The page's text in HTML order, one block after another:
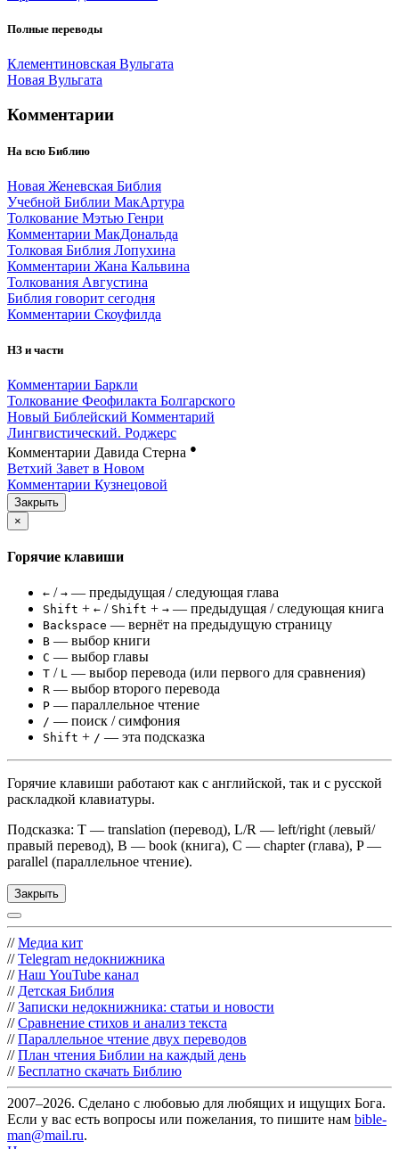
Полные переводы
Клементиновская Вульгата
Новая Вульгата
Комментарии
На всю Библию
Новая Женевская Библия
Учебной Библии МакАртура
Толкование Мэтью Генри
Комментарии МакДональда
Толковая Библия Лопухина
Комментарии Жана Кальвина
Толкования Августина
Библия говорит сегодня
Комментарии Скоуфилда
НЗ и части
Комментарии Баркли
Толкование Феофилакта Болгарского
Новый Библейский Комментарий
Лингвистический. Роджерс
Комментарии Давида Стерна ●
Ветхий Завет в Новом
Комментарии Кузнецовой
Закрыть
×
Горячие клавиши
← / → — предыдущая / следующая глава
Shift + ← / Shift + → — предыдущая / следующая книга
Backspace — вернёт на предыдущую страницу
B — выбор книги
C — выбор главы
T / L — выбор перевода (или первого для сравнения)
R — выбор второго перевода
P — параллельное чтение
/ — поиск / симфония
Shift + / — эта подсказка
Горячие клавиши работают как с английской, так и с русской
раскладкой клавиатуры.
Подсказка: T — translation (перевод), L/R — left/right (левый/
правый перевод), B — book (книга), C — chapter (глава), P —
parallel (параллельное чтение).
Закрыть
// Медиа кит
// Telegram недокнижника
// Наш YouTube канал
// Детская Библия
// Записки недокнижника: статьи и новости
// Сравнение стихов и анализ текста
// Параллельное чтение двух переводов
// План чтения Библии на каждый день
// Бесплатно скачать Библию
2007–2026. Сделано с любовью для любящих и ищущих Бога.
Если у вас есть вопросы или пожелания, то пишите нам bible-
man@mail.ru.